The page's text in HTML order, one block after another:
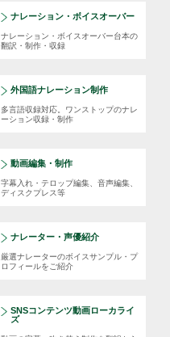
ナレーション・ボイスオーバー
ナレーション・ボイスオーバー台本の
翻訳・制作・収録
外国語ナレーション制作
多言語収録対応。ワンストップのナレ
ーション収録・制作
動画編集・制作
字幕入れ・テロップ編集、音声編集、
ディスクプレス等
ナレーター・声優紹介
厳選ナレーターのボイスサンプル・プ
ロフィールをご紹介
SNSコンテンツ動画ローカライ
ズ